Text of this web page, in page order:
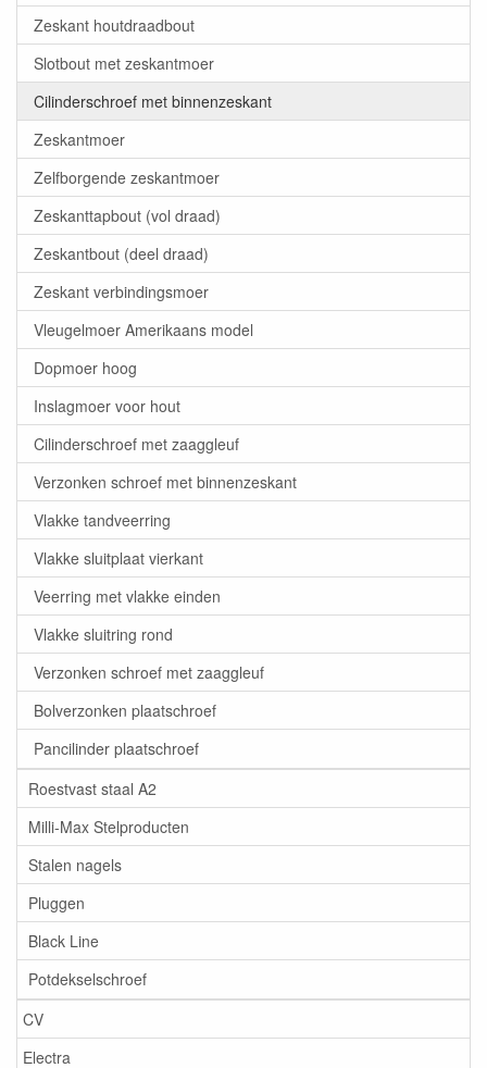
Zeskant houtdraadbout
Slotbout met zeskantmoer
Cilinderschroef met binnenzeskant
Zeskantmoer
Zelfborgende zeskantmoer
Zeskanttapbout (vol draad)
Zeskantbout (deel draad)
Zeskant verbindingsmoer
Vleugelmoer Amerikaans model
Dopmoer hoog
Inslagmoer voor hout
Cilinderschroef met zaaggleuf
Verzonken schroef met binnenzeskant
Vlakke tandveerring
Vlakke sluitplaat vierkant
Veerring met vlakke einden
Vlakke sluitring rond
Verzonken schroef met zaaggleuf
Bolverzonken plaatschroef
Pancilinder plaatschroef
Roestvast staal A2
Milli-Max Stelproducten
Stalen nagels
Pluggen
Black Line
Potdekselschroef
CV
Electra